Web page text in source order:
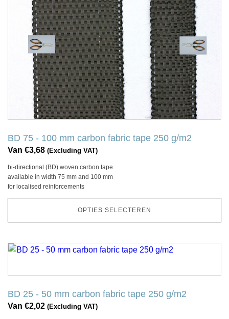
BD 75 - 100 mm carbon fabric tape 250 g/m2
Van €3,68 (Excluding VAT)
bi-directional (BD) woven carbon tape
available in width 75 mm and 100 mm
for localised reinforcements
OPTIES SELECTEREN
meerdere
variaties.
gekozen
worden
productpagina
BD 25 - 50 mm carbon fabric tape 250 g/m2
Van €2,02 (Excluding VAT)
Dit
heeft
variaties.